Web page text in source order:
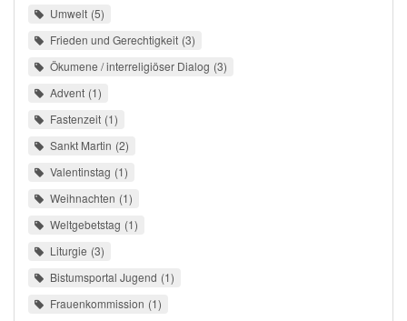
Umwelt 5
Frieden und Gerechtigkeit 3
Ökumene / interreligiöser Dialog 3
Advent 1
Fastenzeit 1
Sankt Martin 2
Valentinstag 1
Weihnachten 1
Weltgebetstag 1
Liturgie 3
Bistumsportal Jugend 1
Frauenkommission 1